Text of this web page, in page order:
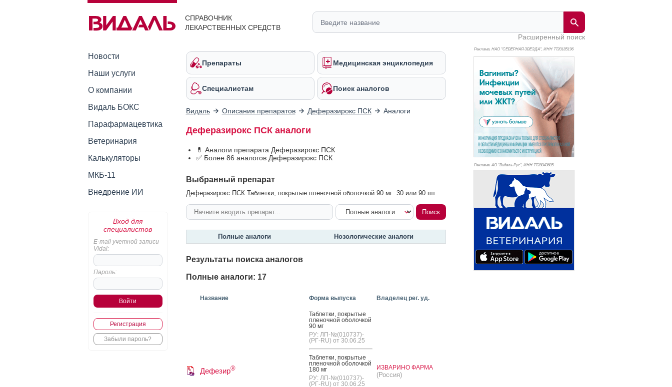
СПРАВОЧНИК
ЛЕКАРСТВЕННЫХ СРЕДСТВ
Расширенный поиск
Новости
Наши услуги
О компании
Видаль БОКС
Парафармацевтика
Ветеринария
Калькуляторы
МКБ-11
Внедрение ИИ
Вход для
специалистов
E-mail учетной записи
Vidal:
Пароль:
Регистрация
Забыли пароль?
Препараты Медицинская энциклопедия
Специалистам Поиск аналогов
Видаль Описания препаратов Деферазирокс ПСК Аналоги
Деферазирокс ПСК аналоги
💊 Аналоги препарата Деферазирокс ПСК
✅ Более 86 аналогов Деферазирокс ПСК
Выбранный препарат
Деферазирокс ПСК Таблетки, покрытые пленочной оболочкой 90 мг: 30 или 90 шт.
Полные аналоги Нозологические аналоги
Результаты поиска аналогов
Полные аналоги: 17
Название Форма выпуска Владелец рег. уд.
Дефезир®
Таб­летки, пок­ры­тые
пле­ноч­ной обо­лоч­кой
90 мг
РУ: ЛП-№(010737)-
(РГ-RU) от 30.06.25
Таб­летки, пок­ры­тые
пле­ноч­ной обо­лоч­кой
180 мг
РУ: ЛП-№(010737)-
(РГ-RU) от 30.06.25
ИЗВАРИНО ФАРМА
(Россия)
Реклама. НАО "СЕВЕРНАЯ ЗВЕЗДА", ИНН 7720185196
Реклама. АО "Видаль Рус", ИНН 7728043605